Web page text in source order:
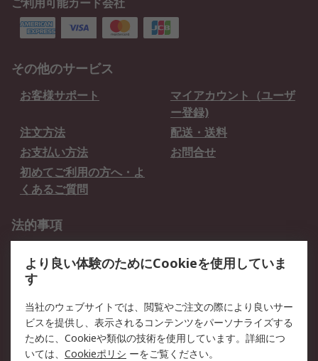
ご利用可能カード会社
その他のサービス
お客様サポート
マイアカウント（ユーザ
ー登録)
注文方法
配送・送料
お支払い方法
お問合せ
初めてご利用の方へ・よ
くあるご質問
法的事項
クッキーポリシー
RSについて
会社概要
採用情報
プレスリリース＆お知ら
コーポレートサイト
より良い体験のためにCookieを使用していま
す
当社のウェブサイトでは、閲覧やご注文の際により良いサー
ビスを提供し、表示されるコンテンツをパーソナライズする
ために、Cookieや類似の技術を使用しています。詳細につ
いては、 Cookieポリシ ーをご覧ください。